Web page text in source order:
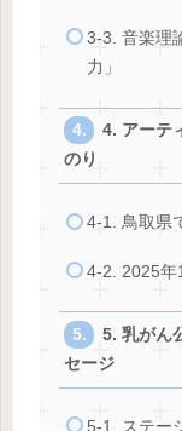
3-3. 音楽理
力」
4. アーテ
のり
4-1. 鳥取県
4-2. 2025年
5. 乳がん
セージ
5-1. ステー